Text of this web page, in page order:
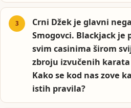
Crni Džek je glavni
Smogovci. Blackjack je
svim casinima širom
zbroju izvučenih
Kako se kod nas zove
istih pravila?